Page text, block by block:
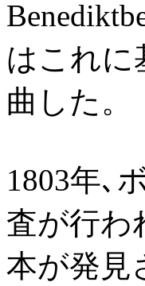
はこれに
曲した。
1803年､
査が行わ
本が発見